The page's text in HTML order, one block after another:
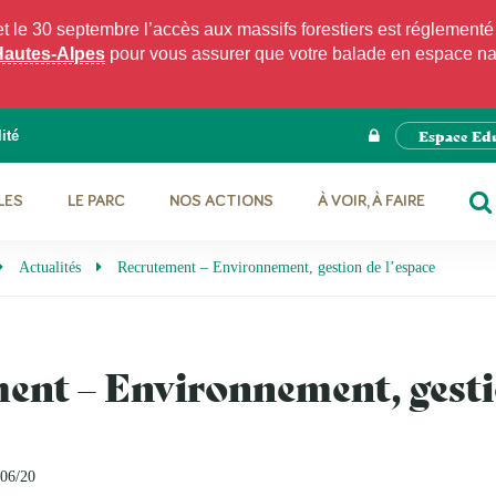
30 septembre l’accès aux massifs forestiers est
Alpes pour vous assurer que votre balade en espace
Espace
LE PARC NOS ACTIONS
À VOIR, À FAIRE
Actualités Recrutement – Environnement, gestion de l’espace
– Environnement,
20